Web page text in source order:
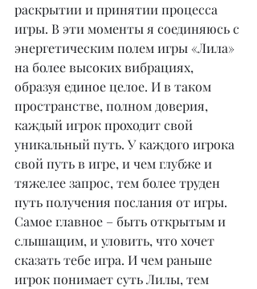
раскрытии и принятии процесса
игры. В эти моменты я соединяюсь с
энергетическим полем игры «Лила»
на более высоких вибрациях,
образуя единое целое. И в таком
пространстве, полном доверия,
каждый игрок проходит свой
уникальный путь. У каждого игрока
свой путь в игре, и чем глубже и
тяжелее запрос, тем более труден
путь получения послания от игры.
Самое главное – быть открытым и
слышащим, и уловить, что хочет
сказать тебе игра. И чем раньше
игрок понимает суть Лилы, тем